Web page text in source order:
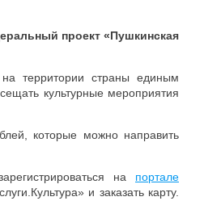
проект «Пушкинская
на территории страны единым
культурные мероприятия
которые можно направить
на портале
и заказать карту.